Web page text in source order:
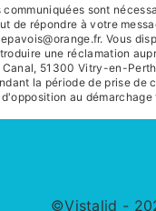
sont
de répondre à votre
Vous
une réclamation
51300 Vitry-en-
la période de prise
d'opposition au
©Vistalid -